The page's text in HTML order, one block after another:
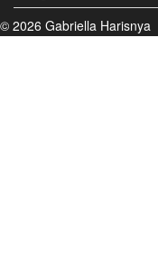
© 2026 Gabriella Harisnya